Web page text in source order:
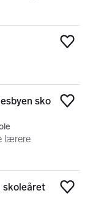
sko
lærere
skoleåret